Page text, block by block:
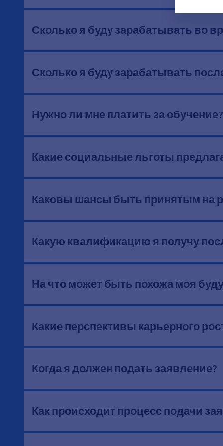
Сколько я буду зарабатывать во
Сколько я буду зарабатывать
Нужно ли мне платить за обучение?
Какие социальные льготы
Каковы шансы быть принятым на
Какую квалификацию я получу
На что может быть похожа моя
Какие перспективы карьерного
Когда я должен подать заявление?
Как происходит процесс подачи